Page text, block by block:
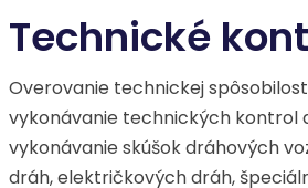
Technické
Overovanie technickej
vykonávanie technických kontrol
vykonávanie skúšok dráhových
dráh, električkových dráh,